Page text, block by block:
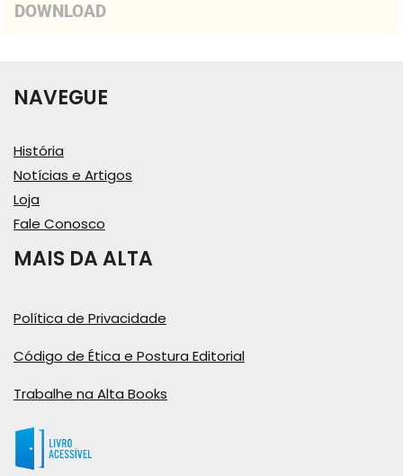
DOWNLOAD
NAVEGUE
História
Notícias e Artigos
Loja
Fale Conosco
MAIS DA ALTA
Política de Privacidade
Código de Ética e Postura Editorial
Trabalhe na Alta Books